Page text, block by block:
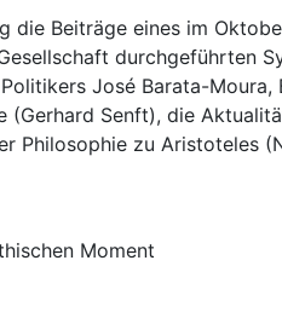
die Beiträge eines im
durchgeführten
José Barata-
Senft), die
Philosophie zu Aristoteles
Moment